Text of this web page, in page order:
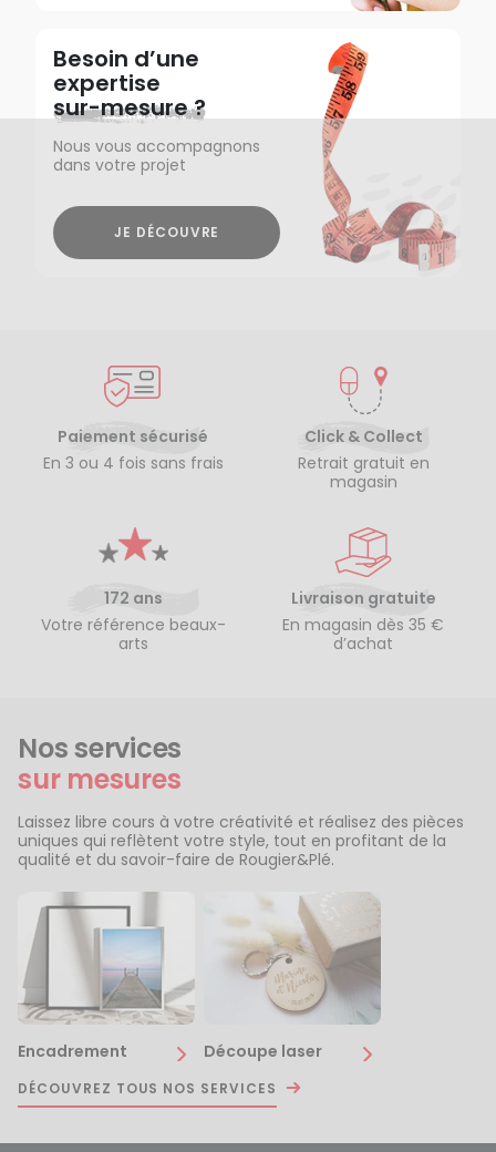
Besoin d’une
expertise
sur-mesure ?
Nous vous accompagnons
dans votre projet
JE DÉCOUVRE
Paiement sécurisé
En 3 ou 4 fois sans frais
Click & Collect
Retrait gratuit en
magasin
172 ans
Votre référence beaux-
arts
Livraison gratuite
En magasin dès 35 €
d’achat
Nos services
sur mesures
Laissez libre cours à votre créativité et réalisez des pièces
uniques qui reflètent votre style, tout en profitant de la
qualité et du savoir-faire de Rougier&Plé.
Encadrement Découpe laser
DÉCOUVREZ TOUS NOS SERVICES